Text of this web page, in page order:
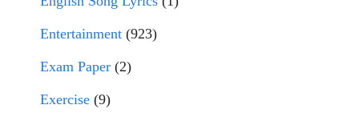
Entertainment (923)
Exam Paper (2)
Exercise (9)